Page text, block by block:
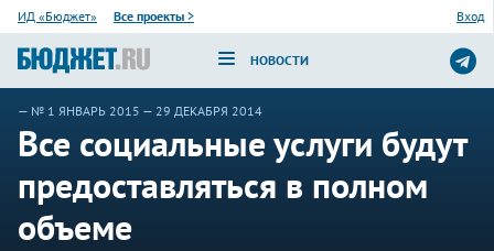
ИД «Бюджет» Все проекты > Вход
НОВОСТИ
— № 1 ЯНВАРЬ 2015 — 29 ДЕКАБРЯ 2014
Все социальные услуги будут
предоставляться в полном
объеме